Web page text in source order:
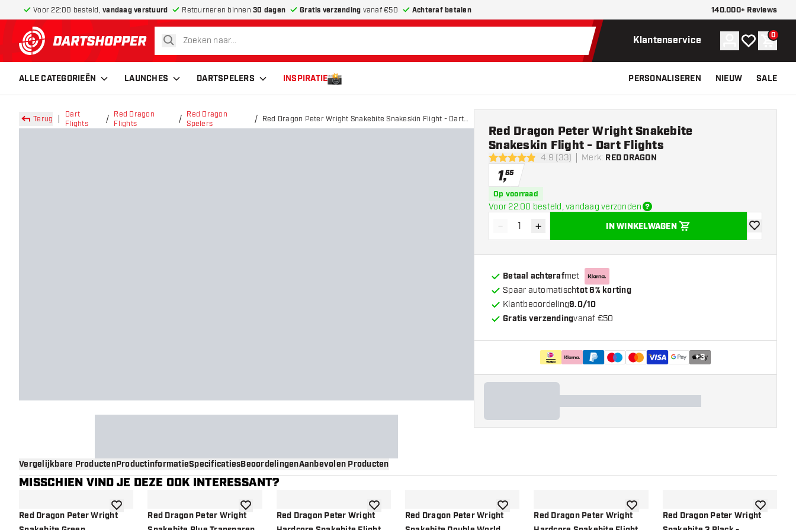
Voor 22:00 besteld, vandaag verstuurd Retourneren binnen 30 dagen Gratis verzending vanaf €50 Achteraf betalen 140.000+ Reviews
terug naar home pagina
zoeken Klantenservice Account
Mijn 0
ALLE CATEGORIEËN LAUNCHES DARTSPELERS INSPIRATIE PERSONALISEREN NIEUW SALE
Terug
Dart
Flights
Red Dragon
Flights
Red Dragon
Spelers
Red Dragon Peter Wright Snakebite Snakeskin Flight - Dart
Flights
4.9 score sterren4.9 (33) Merk: RED DRAGON
Red Dragon Peter Wright Snakebite
Snakeskin Flight - Dart Flights
1,65
Op voorraad
Voor 22:00 besteld, vandaag verzonden
Verminder hoeveelheid
- Verhoog hoeveelheid
+ IN WINKELWAGEN
toevoegen
Betaal achterafmet
Spaar automatischtot 6% korting
Klantbeoordeling9.0/10
Gratis verzendingvanaf €50
+3
Vergelijkbare ProductenProductinformatieSpecificatiesBeoordelingenAanbevolen Producten
MISSCHIEN VIND JE DEZE OOK INTERESSANT?
Red Dragon Peter Wrighttoevoegen aan verlanglijst
Red Dragon Peter Wrighttoevoegen aan verlanglijst
Red Dragon Peter Wrighttoevoegen aan verlanglijst
Red Dragon Peter Wrighttoevoegen aan verlanglijst
Red Dragon Peter Wrighttoevoegen aan verlanglijst
Red Dragon Peter Wright